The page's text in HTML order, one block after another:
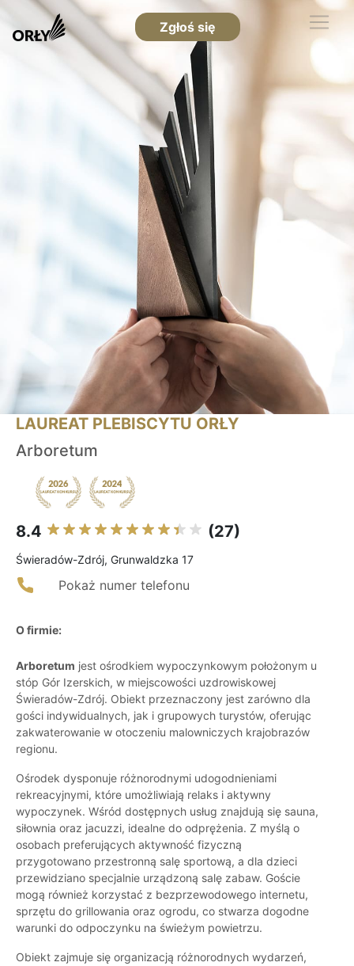
Zgłoś się
LAUREAT PLEBISCYTU ORŁY
Arboretum
8.4 (27)
Świeradów-Zdrój, Grunwaldzka 17
Pokaż numer telefonu
O firmie:
Arboretum jest ośrodkiem wypoczynkowym położonym u
stóp Gór Izerskich, w miejscowości uzdrowiskowej
Świeradów-Zdrój. Obiekt przeznaczony jest zarówno dla
gości indywidualnych, jak i grupowych turystów, oferując
zakwaterowanie w otoczeniu malowniczych krajobrazów
regionu.
Ośrodek dysponuje różnorodnymi udogodnieniami
rekreacyjnymi, które umożliwiają relaks i aktywny
wypoczynek. Wśród dostępnych usług znajdują się sauna,
siłownia oraz jacuzzi, idealne do odprężenia. Z myślą o
osobach preferujących aktywność fizyczną
przygotowano przestronną salę sportową, a dla dzieci
przewidziano specjalnie urządzoną salę zabaw. Goście
mogą również korzystać z bezprzewodowego internetu,
sprzętu do grillowania oraz ogrodu, co stwarza dogodne
warunki do odpoczynku na świeżym powietrzu.
Obiekt zajmuje się organizacją różnorodnych wydarzeń,